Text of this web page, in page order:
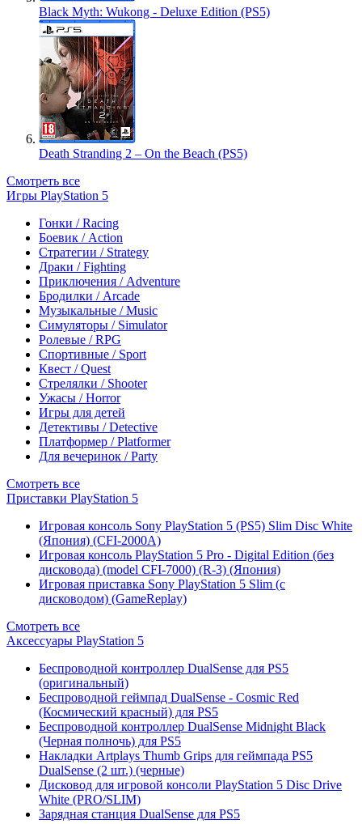
Black Myth: Wukong - Deluxe Edition (PS5)
Death Stranding 2 – On the Beach (PS5)
Смотреть все
Игры PlayStation 5
Гонки / Racing
Боевик / Action
Стратегии / Strategy
Драки / Fighting
Приключения / Adventure
Бродилки / Arcade
Музыкальные / Music
Симуляторы / Simulator
Ролевые / RPG
Спортивные / Sport
Квест / Quest
Стрелялки / Shooter
Ужасы / Horror
Игры для детей
Детективы / Detective
Платформер / Platformer
Для вечеринок / Party
Смотреть все
Приставки PlayStation 5
Игровая консоль Sony PlayStation 5 (PS5) Slim Disc White
(Япония) (CFI-2000A)
Игровая консоль PlayStation 5 Pro - Digital Edition (без
дисковода) (model CFI-7000) (R-3) (Япония)
Игровая приставка Sony PlayStation 5 Slim (с
дисководом) (GameReplay)
Смотреть все
Аксессуары PlayStation 5
Беспроводной контроллер DualSense для PS5
(оригинальный)
Беспроводной геймпад DualSense - Cosmic Red
(Космический красный) для PS5
Беспроводной контроллер DualSense Midnight Black
(Черная полночь) для PS5
Накладки Artplays Thumb Grips для геймпада PS5
DualSense (2 шт.) (черные)
Дисковод для игровой консоли PlayStation 5 Disc Drive
White (PRO/SLIM)
Зарядная станция DualSense для PS5